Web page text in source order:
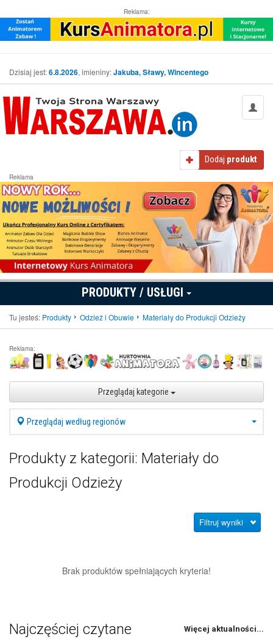
Reklama:
Dzisiaj jest:6.8.2026, imieniny:Jakuba, Sławy, Wincentego
Dodaj produkt
Reklama
PRODUKTY / USŁUGI
Tu jesteś: Produkty Odzież i Obuwie Materiały do Produkcji Odzieży
Reklama:
Przeglądaj kategorie
Przeglądaj według regionów
Produkty z kategorii: Materiały do
Produkcji Odzieży
Filtruj wyniki
Brak produktów spełniających kryteria!
Najczęściej czytane Więcej aktualności...